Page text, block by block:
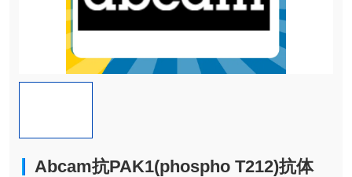
Abcam抗PAK1(phospho T212)抗体